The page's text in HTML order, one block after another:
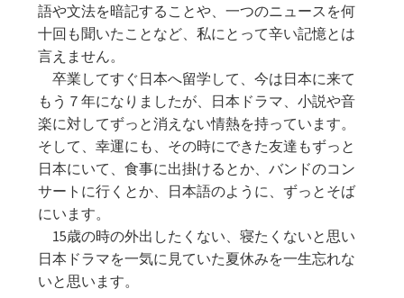
語や文法を暗記することや、一つのニュースを何
十回も聞いたことなど、私にとって辛い記憶とは
言えません。
卒業してすぐ日本へ留学して、今は日本に来て
もう７年になりましたが、日本ドラマ、小説や音
楽に対してずっと消えない情熱を持っています。
そして、幸運にも、その時にできた友達もずっと
日本にいて、食事に出掛けるとか、バンドのコン
サートに行くとか、日本語のように、ずっとそば
にいます。
15歳の時の外出したくない、寝たくないと思い
日本ドラマを一気に見ていた夏休みを一生忘れな
いと思います。